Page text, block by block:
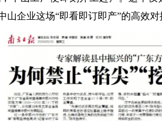
山企业这场“即看即订即产”的高效对